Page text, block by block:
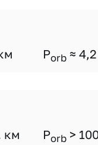
Porb ≈ 4,2
км Porb >